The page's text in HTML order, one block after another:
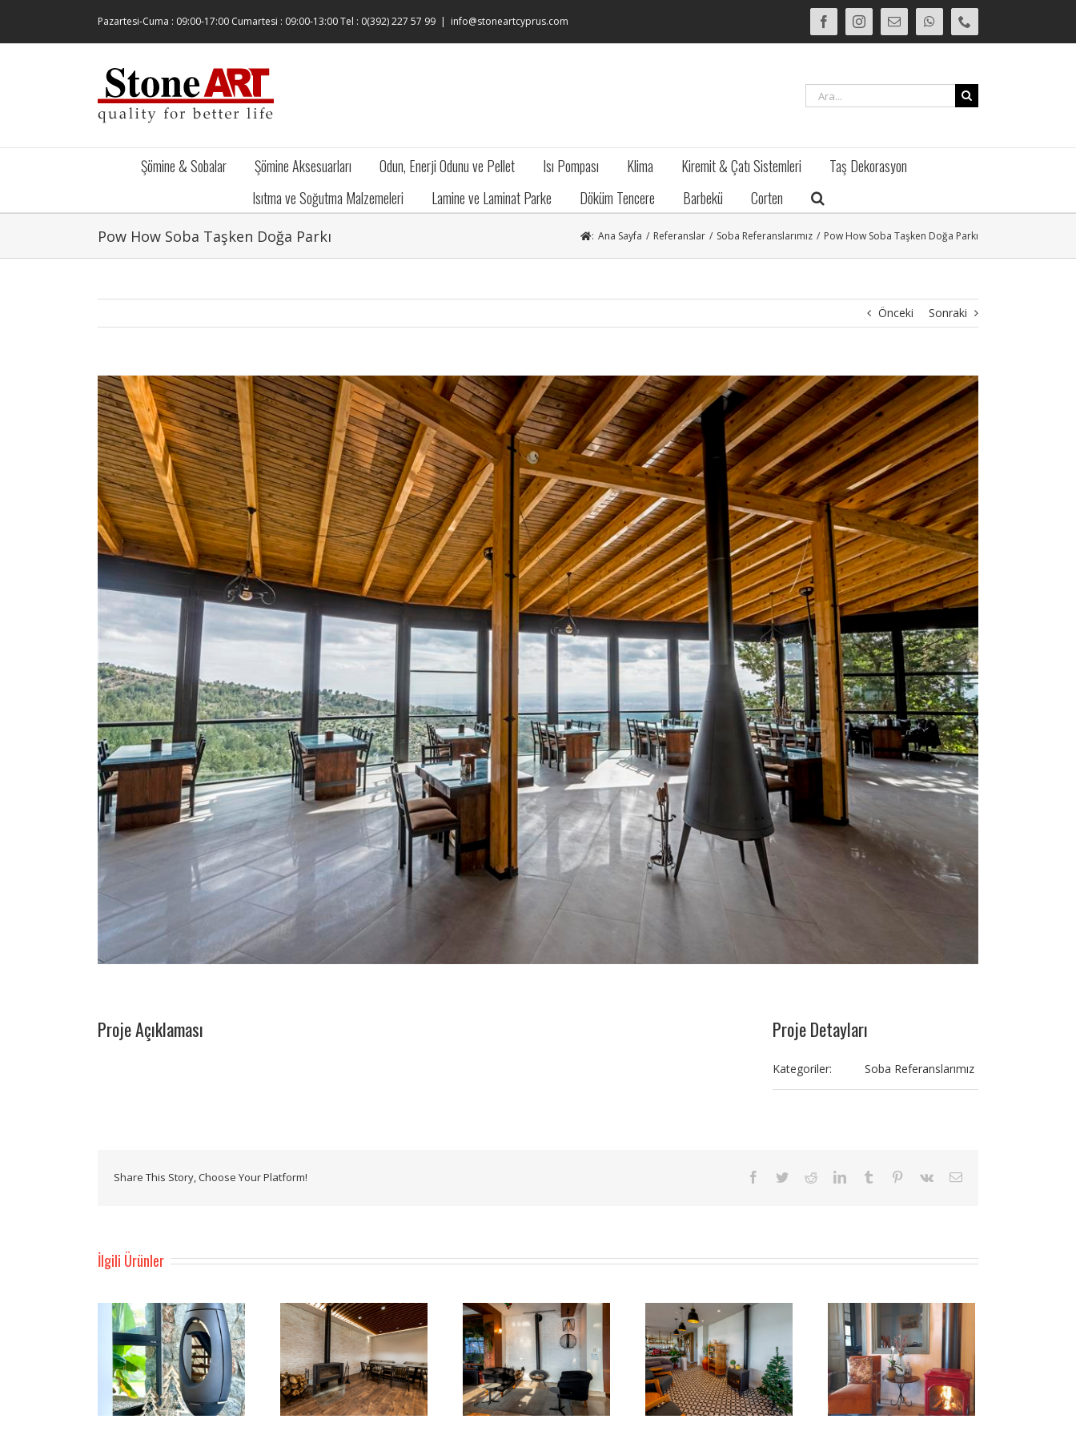
content
Pazartesi-Cuma : 09:00-17:00 Cumartesi : 09:00-13:00 Tel : 0(392) 227 57 99 | info@stoneartcyprus.com FacebookInstagram
E-
posta
WhatsApp
Ara:
Şömine & Sobalar Şömine Aksesuarları Odun, Enerji Odunu ve Pellet Isı Pompası Klima Kiremit & Çatı Sistemleri
Taş Dekorasyon
Isıtma ve Soğutma Malzemeleri
Lamine ve Laminat Parke Döküm Tencere Barbekü Corten
Pow How Soba Taşken Doğa Parkı : Ana Sayfa / Referanslar / Soba Referanslarımız / Pow How Soba Taşken Doğa Parkı
Önceki Sonraki
Proje Açıklaması Proje Detayları
Kategoriler: Soba Referanslarımız
Share This Story, Choose Your Platform! Facebook
TwitterRedditLinkedInTumblr Pinterest
Vk
E-
İlgili Ürünler
Antaya Soba Korineum
Golf Esentepe
Brio Soba Esentepe
Korineum Golf
Kazan Soba
Seville Kırmızı Soba
Casana Hisarüstü